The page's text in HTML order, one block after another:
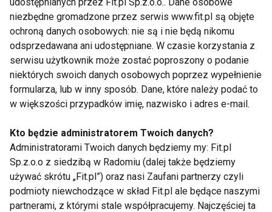
inspiracja dla każdego, kto chce zmieniać
rzeczywistość i budować coś wyjątkowego. Sukces
marki pokazuje, że z pasją, wytrwałością i dobrym
zespołem można osiągnąć wszystko.
AKTUALNOŚCI FIT BIZ
Aktualności
niezbędne gromadzone przez serwis www.fit.pl są objęte
ochroną danych osobowych: nie są i nie będą nikomu
odsprzedawana ani udostępniane. W czasie korzystania z
serwisu użytkownik może zostać poproszony o podanie
niektórych swoich danych osobowych poprzez wypełnienie
formularza, lub w inny sposób. Dane, które należy podać to
w większości przypadków imię, nazwisko i adres e-mail.
Kto będzie administratorem Twoich danych?
Administratorami Twoich danych będziemy my: Fit.pl
Sp.z.o.o z siedzibą w Radomiu (dalej także będziemy
używać skrótu „Fit.pl”) oraz nasi Zaufani partnerzy czyli
podmioty niewchodzące w skład Fit.pl ale będące naszymi
partnerami, z którymi stale współpracujemy. Najczęściej ta